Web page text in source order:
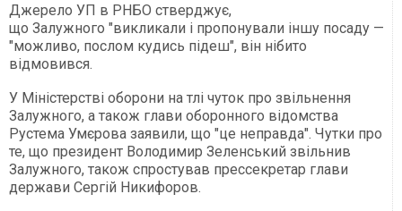
Джерело УП в РНБО стверджує,
що Залужного "викликали і пропонували іншу посаду —
"можливо, послом кудись підеш", він нібито
відмовився.
У Міністерстві оборони на тлі чуток про звільнення
Залужного, а також глави оборонного відомства
Рустема Умєрова заявили, що "це неправда". Чутки про
те, що президент Володимир Зеленський звільнив
Залужного, також спростував прессекретар глави
держави Сергій Никифоров.